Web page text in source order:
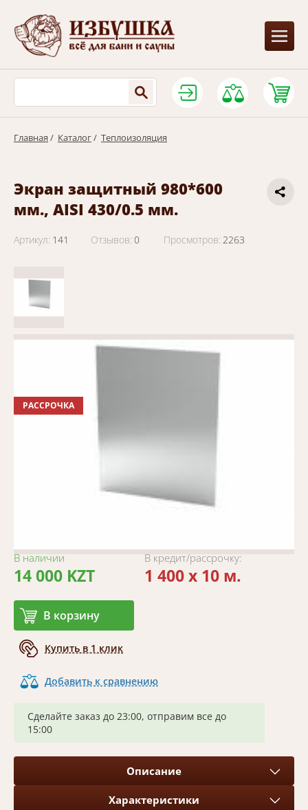
Главная / Каталог/ Теплоизоляция
Экран защитный 980*600
мм., AISI 430/0.5 мм.
Артикул: 141 Отзывов: 0 Просмотров: 2263
РАССРОЧКА
В наличии
14 000 KZT
В корзину
Купить в 1 клик
В кредит/рассрочку:
1 400 x 10 м.
Добавить к сравнению
Сделайте заказ до 23:00, отправим все до
15:00
Описание
Характеристики